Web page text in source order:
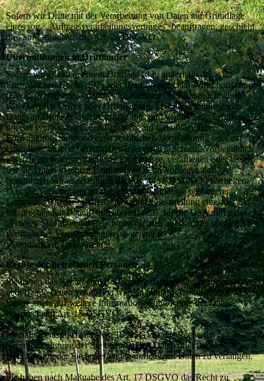
Sofern wir Dritte mit der Verarbeitung von Daten auf Grundlage
eines sog. „Auftragsverarbeitungsvertrages“ beauftragen, geschieht
dies auf Grundlage des Art. 28 DSGVO.
Übermittlungen in Drittländer
Sofern wir Daten in einem Drittland (d.h. außerhalb der
Europäischen Union (EU) oder des Europäischen Wirtschaftsraums
(EWR)) verarbeiten oder dies im Rahmen der Inanspruchnahme
von Diensten Dritter oder Offenlegung, bzw. Übermittlung von
Daten an Dritte geschieht, erfolgt dies nur, wenn es zur Erfüllung
unserer (vor)vertraglichen Pflichten, auf Grundlage Ihrer
Einwilligung, aufgrund einer rechtlichen Verpflichtung oder auf
Grundlage unserer berechtigten Interessen geschieht. Vorbehaltlich
gesetzlicher oder vertraglicher Erlaubnisse, verarbeiten oder lassen
wir die Daten in einem Drittland nur beim Vorliegen der
besonderen Voraussetzungen der Art. 44 ff. DSGVO verarbeiten.
D.h. die Verarbeitung erfolgt z.B. auf Grundlage besonderer
Garantien, wie der offiziell anerkannten Feststellung eines der EU
entsprechenden Datenschutzniveaus (z.B. für die USA durch das
„Privacy Shield“) oder Beachtung offiziell anerkannter spezieller
vertraglicher Verpflichtungen (so genannte
„Standardvertragsklauseln“).
Rechte der betroffenen Personen
Sie haben das Recht, eine Bestätigung darüber zu verlangen, ob
betreffende Daten verarbeitet werden und auf Auskunft über diese
Daten sowie auf weitere Informationen und Kopie der Daten
entsprechend Art. 15 DSGVO.
Sie haben entsprechend. Art. 16 DSGVO das Recht, die
Vervollständigung der Sie betreffenden Daten oder die
Berichtigung der Sie betreffenden unrichtigen Daten zu verlangen.
Sie haben nach Maßgabe des Art. 17 DSGVO das Recht zu